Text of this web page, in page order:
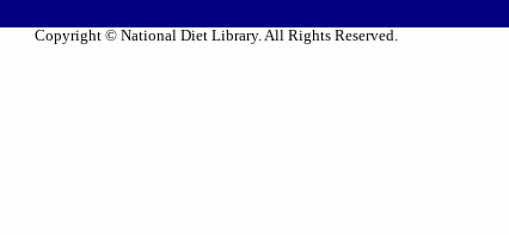
Copyright © National Diet Library. All Rights Reserved.